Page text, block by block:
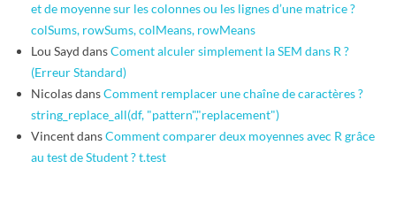
et de moyenne sur les colonnes ou les lignes d’une matrice ?
colSums, rowSums, colMeans, rowMeans
Lou Sayd dansComent alculer simplement la SEM dans R ?
(Erreur Standard)
NicolasdansComment remplacer une chaîne de caractères ?
string_replace_all(df, "pattern","replacement")
VincentdansComment comparer deux moyennes avec R grâce
au test de Student ? t.test